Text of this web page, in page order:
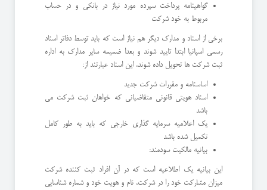
گواهینامه پرداخت سپرده مورد نیاز در بانکی و در حساب
مربوط به خود شرکت
برخی از اسناد و مدارک دیگر هم نیاز است که باید توسط دفاتر اسناد
رسمی اسپانیا ابتدا تایید شوند و بعدا ضمیمه سایر مدارک به اداره
ثبت شرکت ها تحویل داده شوند. این اسناد عبارتند از:
اساسنامه و مقررات شرکت جدید
اسناد هویتی قانونی متقاضیانی که خواهان ثبت شرکت می
باشد
یک اعلامیه سرمایه گذاری خارجی که باید به طور کامل
تکمیل شده باشد
بیانیه مالکیت سودمند:
این بیانیه یک اطلاعیه است که در آن افراد ثبت کننده شرکت
میزان مشارکت خود را در شرکت، نام و هویت خود و شماره شناسایی